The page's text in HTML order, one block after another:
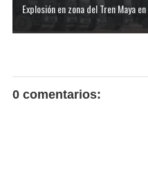
Explosión en zona del Tren Maya en ...
0 comentarios: